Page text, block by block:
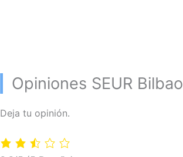
Opiniones SEUR Bilbao
Deja tu opinión.